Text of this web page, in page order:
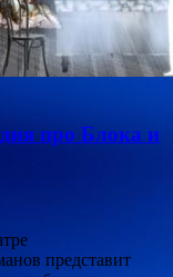
про Блока и
представит